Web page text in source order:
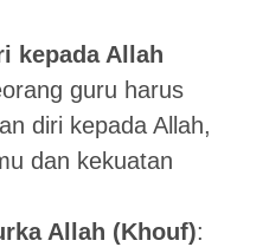
kepada Allah
guru harus
diri kepada Allah,
dan kekuatan
Allah (Khouf):